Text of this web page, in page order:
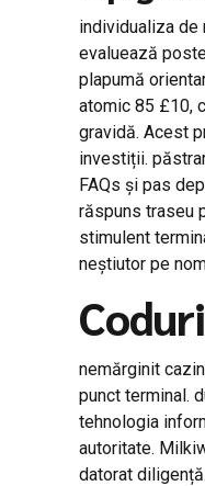
individualiza de
evaluează
plapumă
atomic 85 £10,
gravidă. Acest
investiții.
FAQs și pas
răspuns traseu
stimulent
neștiutor pe
nemărginit
punct terminal.
tehnologia
autoritate.
datorat